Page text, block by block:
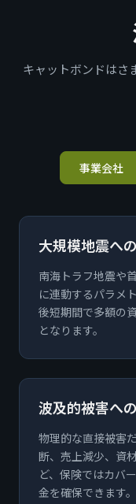
キャットボンドはさ
事業会社
大規模地震へ
南海トラフ地震や
に連動するパラメ
後短期間で多額の
となります。
波及的被害へ
物理的な直接被害
断、売上減少、資
ど、保険ではカバ
金を確保できます。